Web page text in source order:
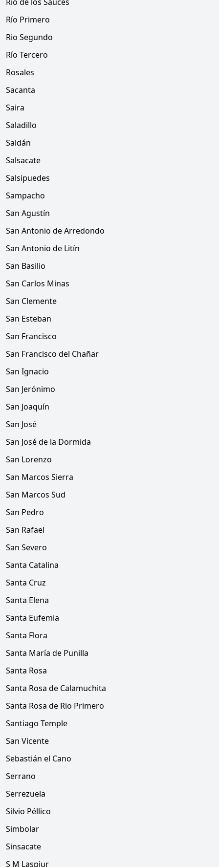
Río Primero
Rio Segundo
Río Tercero
Rosales
Sacanta
Saira
Saladillo
Saldán
Salsacate
Salsipuedes
Sampacho
San Agustín
San Antonio de Arredondo
San Antonio de Litín
San Basilio
San Carlos Minas
San Clemente
San Esteban
San Francisco
San Francisco del Chañar
San Ignacio
San Jerónimo
San Joaquín
San José
San José de la Dormida
San Lorenzo
San Marcos Sierra
San Marcos Sud
San Pedro
San Rafael
San Severo
Santa Catalina
Santa Cruz
Santa Elena
Santa Eufemia
Santa Flora
Santa María de Punilla
Santa Rosa
Santa Rosa de Calamuchita
Santa Rosa de Rio Primero
Santiago Temple
San Vicente
Sebastián el Cano
Serrano
Serrezuela
Silvio Péllico
Simbolar
Sinsacate
S M Laspiur